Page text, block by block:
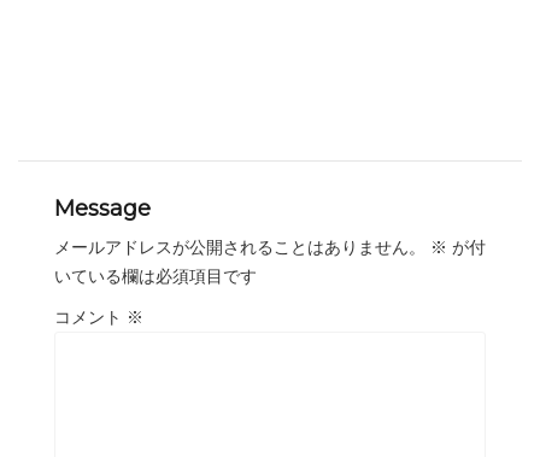
Message
メールアドレスが公開されることはありません。 ※ が付
いている欄は必須項目です
コメント ※